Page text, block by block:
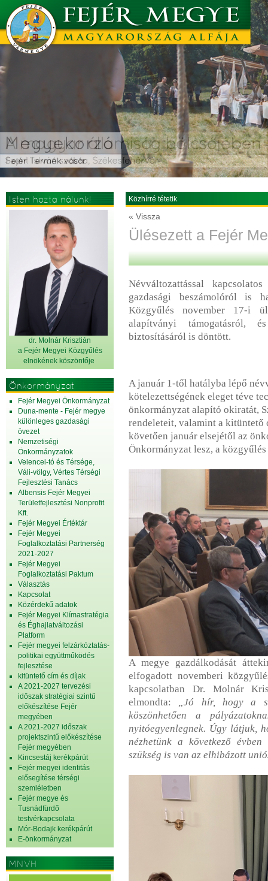
Isten hozta nálunk!
dr. Molnár Krisztián
a Fejér Megyei Közgyűlés
elnökének köszöntője
Önkormányzat
Fejér Megyei Önkormányzat
Duna-mente - Fejér megye
különleges gazdasági
övezet
Nemzetiségi
Önkormányzatok
Velencei-tó és Térsége,
Váli-völgy, Vértes Térségi
Fejlesztési Tanács
Albensis Fejér Megyei
Területfejlesztési Nonprofit
Kft.
Fejér Megyei Értéktár
Fejér Megyei
Foglalkoztatási Partnerség
2021-2027
Fejér Megyei
Foglalkoztatási Paktum
Választás
Kapcsolat
Közérdekű adatok
Fejér Megyei Klímastratégia
és Éghajlatváltozási
Platform
Fejér megyei felzárkóztatás-
politikai együttműködés
fejlesztése
kitüntető cím és díjak
A 2021-2027 tervezési
időszak stratégiai szintű
előkészítése Fejér
megyében
A 2021-2027 időszak
projektszintű előkészítése
Fejér megyében
Kincsestáj kerékpárút
Fejér megyei identitás
elősegítése térségi
szemléletben
Fejér megye és
Tusnádfürdő
testvérkapcsolata
Mór-Bodajk kerékpárút
E-önkormányzat
MNVH
Közhírré tétetik
« Vissza
Ülésezett a Fejér
Névváltozattással
gazdasági beszámolóról is
Közgyűlés november 17-i
alapítványi támogatásról,
biztosításáról is döntött.
A január 1-től hatályba lépő
kötelezettségének eleget téve
önkormányzat alapító okiratát,
rendeleteit, valamint a kitüntető
követően január elsejétől az
Önkormányzat lesz, a
A megye gazdálkodását
elfogadott novemberi
kapcsolatban Dr. Molnár
elmondta: „Jó hír, hogy a
köszönhetően a
nyitóegyenlegnek. Úgy látjuk,
nézhetünk a következő
szükség is van az elhibázott